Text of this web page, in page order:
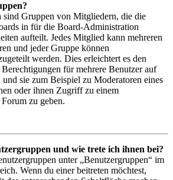
sind Gruppen von Mitgliedern, die die
in für die Board-Administration
aufteilt. Jedes Mitglied kann mehreren
und jeder Gruppe können
werden. Dies erleichtert es den
für mehrere Benutzer auf
und sie zum Beispiel zu Moderatoren eines
oder ihnen Zugriff zu einem
zu geben.
und wie trete ich ihnen bei?
unter „Benutzergruppen“ im
Wenn du einer beitreten möchtest,